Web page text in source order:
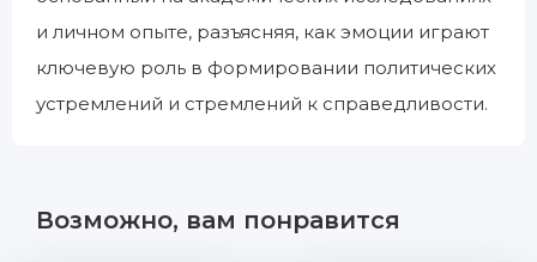
и личном опыте, разъясняя, как эмоции играют
ключевую роль в формировании политических
устремлений и стремлений к справедливости.
Возможно, вам понравится